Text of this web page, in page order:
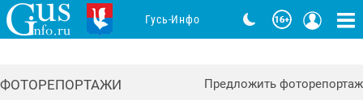
ФОТОРЕПОРТАЖИ Предложить фоторепортаж
Гусь-Инфо